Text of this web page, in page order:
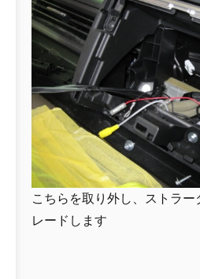
こちらを取り外し、ストラー
レードします